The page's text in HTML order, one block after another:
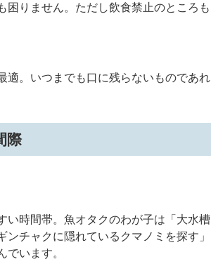
困りません。ただし飲食禁止のところも
適。いつまでも口に残らないものであれ
際
い時間帯。魚オタクのわが子は「大水槽
チャクに隠れているクマノミを探す」
でいます。